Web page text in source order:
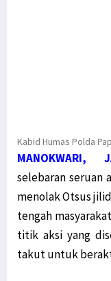
Kabid Humas Polda
MANOKWARI,
selebaran
menolak Otsus
tengah
titik aksi yang
takut untuk